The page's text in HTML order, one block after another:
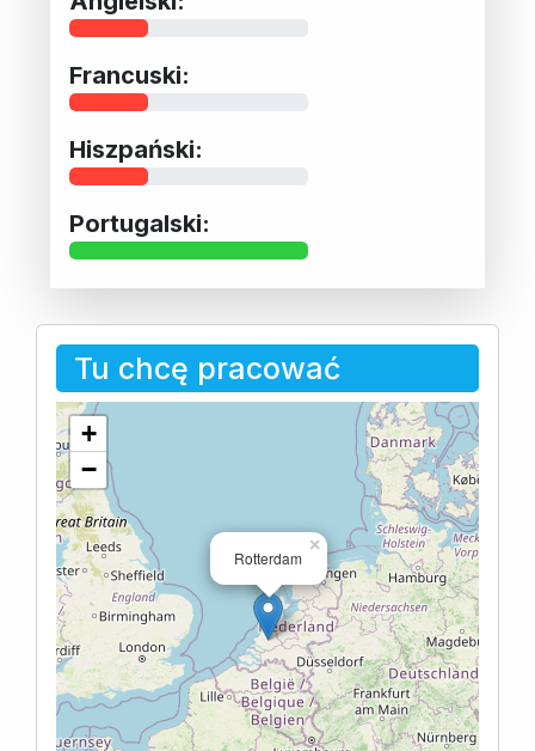
Francuski:
Hiszpański:
Portugalski:
Tu chcę pracować
Rotterdam
×
+
−